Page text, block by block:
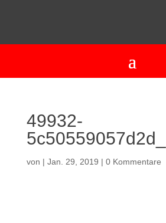
49932-
von | Jan. 29, 2019 | 0 Kommentare